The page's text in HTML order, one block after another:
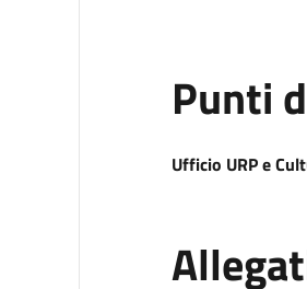
Punti
Ufficio URP e